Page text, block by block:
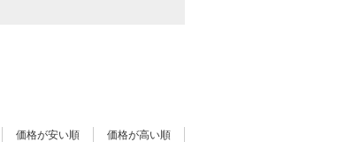
価格が安い順 価格が高い順